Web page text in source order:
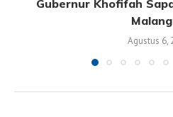
Gubernur Khofifah
Agustus 6,